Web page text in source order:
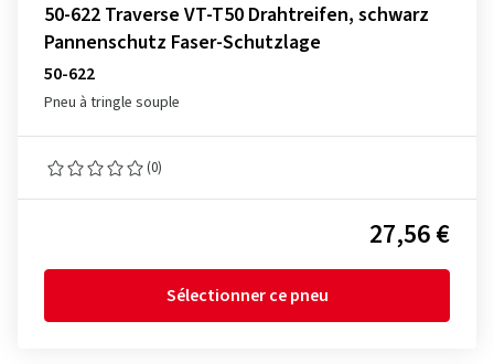
50-622 Traverse VT-T50 Drahtreifen, schwarz
Pannenschutz Faser-Schutzlage
50-622
Pneu à tringle souple
(0)
27,56 €
Sélectionner ce pneu